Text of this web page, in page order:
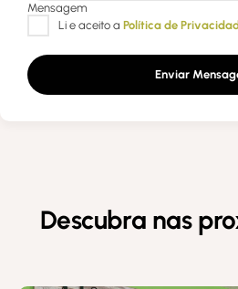
Enviar
Descubra nas